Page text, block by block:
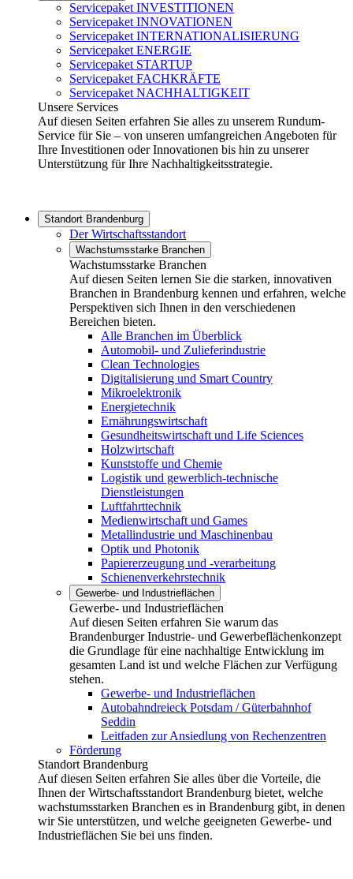
Servicepaket INVESTITIONEN
Servicepaket INNOVATIONEN
Servicepaket INTERNATIONALISIERUNG
Servicepaket ENERGIE
Servicepaket STARTUP
Servicepaket FACHKRÄFTE
Servicepaket NACHHALTIGKEIT
Unsere Services
Auf diesen Seiten erfahren Sie alles zu unserem Rundum-
Service für Sie – von unseren umfangreichen Angeboten für
Ihre Investitionen oder Innovationen bis hin zu unserer
Unterstützung für Ihre Nachhaltigkeitsstrategie.
Standort Brandenburg
Der Wirtschaftsstandort
Wachstumsstarke Branchen
Wachstumsstarke Branchen
Auf diesen Seiten lernen Sie die starken, innovativen
Branchen in Brandenburg kennen und erfahren, welche
Perspektiven sich Ihnen in den verschiedenen
Bereichen bieten.
Alle Branchen im Überblick
Automobil- und Zulieferindustrie
Clean Technologies
Digitalisierung und Smart Country
Mikroelektronik
Energietechnik
Ernährungswirtschaft
Gesundheitswirtschaft und Life Sciences
Holzwirtschaft
Kunststoffe und Chemie
Logistik und gewerblich-technische
Dienstleistungen
Luftfahrttechnik
Medienwirtschaft und Games
Metallindustrie und Maschinenbau
Optik und Photonik
Papiererzeugung und -verarbeitung
Schienenverkehrstechnik
Gewerbe- und Industrieflächen
Gewerbe- und Industrieflächen
Auf diesen Seiten erfahren Sie warum das
Brandenburger Industrie- und Gewerbeflächenkonzept
die Grundlage für eine nachhaltige Entwicklung im
gesamten Land ist und welche Flächen zur Verfügung
stehen.
Gewerbe- und Industrieflächen
Autobahndreieck Potsdam / Güterbahnhof
Seddin
Leitfaden zur Ansiedlung von Rechenzentren
Förderung
Standort Brandenburg
Auf diesen Seiten erfahren Sie alles über die Vorteile, die
Ihnen der Wirtschaftsstandort Brandenburg bietet, welche
wachstumsstarken Branchen es in Brandenburg gibt, in denen
wir Sie unterstützen, und welche geeigneten Gewerbe- und
Industrieflächen Sie bei uns finden.